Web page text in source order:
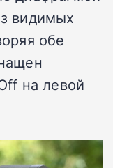
видимых
обе
на левой